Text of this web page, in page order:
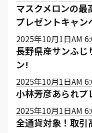
マスクメロンの最
プレゼントキャン
2025年10月1日AM
長野県産サンふじ
ン!
2025年10月1日AM
小林芳彦あられプ
2025年10月1日AM
全通貨対象！取引